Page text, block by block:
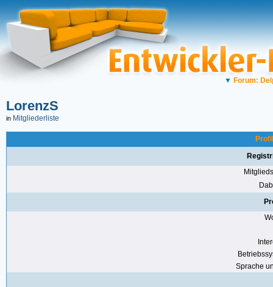
▼ Forum:
LorenzS
in Mitgliederliste
Sprache